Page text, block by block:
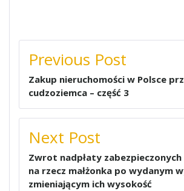
NAWIGACJA
WPISU
Previous Post
Zakup nieruchomości w Polsce
cudzoziemca – część 3
Next Post
Zwrot nadpłaty
na rzecz małżonka po wydanym
zmieniającym ich wysokość